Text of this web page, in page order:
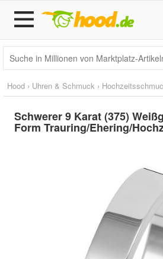
Hood › Uhren & Schmuck ›
Schwerer 9 Karat (375)
Form Trauring/Ehering/